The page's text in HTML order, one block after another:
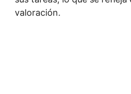
valoración.